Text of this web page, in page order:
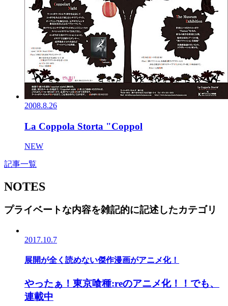
2008.8.26
La Coppola Storta "Coppol
NEW
記事一覧
NOTES
プライベートな内容を雑記的に記述したカテゴリ
2017.10.7
展開が全く読めない傑作漫画がアニメ化！
やったぁ！東京喰種:reのアニメ化！！でも、
連載中